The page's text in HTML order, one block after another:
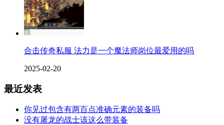
合击传奇私服 法力是一个魔法师岗位最爱用的吗
2025-02-20
最近发表
你见过包含有两百点准确元素的装备吗
没有屠龙的战士该这么带装备